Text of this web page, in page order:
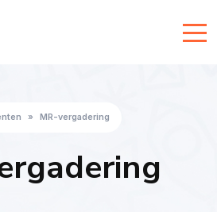
» MR-vergadering